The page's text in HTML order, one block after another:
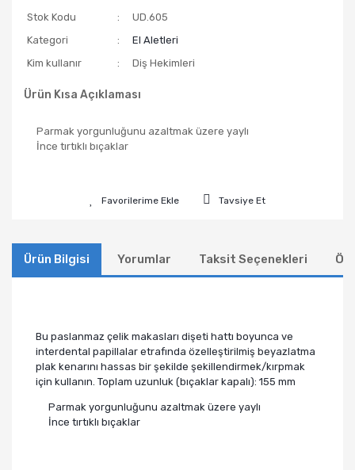
Stok Kodu
UD.605
Kategori
El Aletleri
Kim kullanır
Diş Hekimleri
Ürün Kısa Açıklaması
​Parmak yorgunluğunu azaltmak üzere yaylı
İnce tırtıklı bıçaklar
Tavsiye Et
Ürün Bilgisi Yorumlar Taksit Seçenekleri
Bu paslanmaz çelik makasları dişeti hattı boyunca ve
interdental papillalar etrafında özelleştirilmiş beyazlatma
plak kenarını hassas bir şekilde şekillendirmek/kırpmak
için kullanın. Toplam uzunluk (bıçaklar kapalı): 155 mm
Parmak yorgunluğunu azaltmak üzere yaylı
İnce tırtıklı bıçaklar